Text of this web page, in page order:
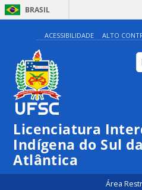
BRASIL
ACESSIBILIDADE ALTO
Licenciatura
Indígena do Sul
Atlântica
Área